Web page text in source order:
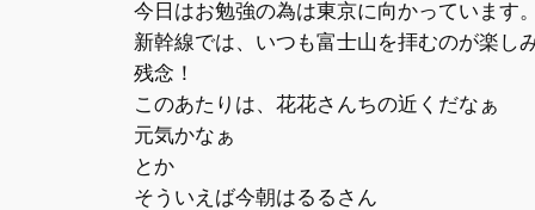
今日はお勉強の為は東京に向かっています。
新幹線では、いつも富士山を拝むのが楽し
残念！
このあたりは、花花さんちの近くだなぁ
元気かなぁ
とか
そういえば今朝はるるさん